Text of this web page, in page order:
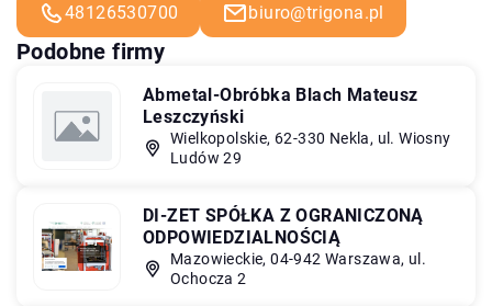
48126530700 biuro@trigona.pl
Podobne firmy
Abmetal-Obróbka Blach Mateusz
Leszczyński
Wielkopolskie, 62-330 Nekla, ul. Wiosny
Ludów 29
DI-ZET SPÓŁKA Z OGRANICZONĄ
ODPOWIEDZIALNOŚCIĄ
Mazowieckie, 04-942 Warszawa, ul.
Ochocza 2